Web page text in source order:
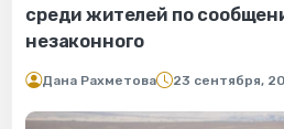
среди жителей по
незаконного
Дана Рахметова 23 сентября,